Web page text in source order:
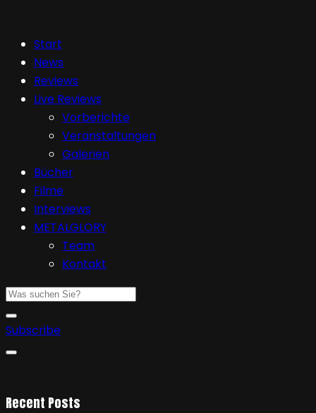
Start
News
Reviews
Live Reviews
Vorberichte
Veranstaltungen
Galerien
Bücher
Filme
Interviews
METALGLORY
Team
Kontakt
Subscribe
Recent Posts